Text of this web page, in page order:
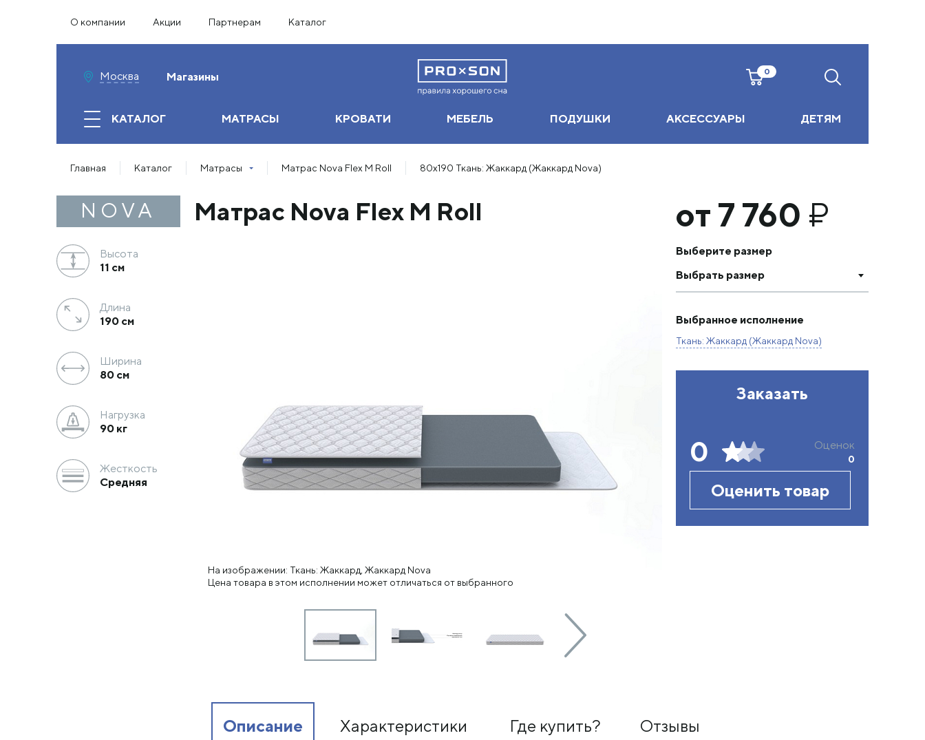
О компании Акции Партнерам Каталог
Москва Магазины 0
КАТАЛОГ МАТРАСЫ КРОВАТИ МЕБЕЛЬ ПОДУШКИ АКСЕССУАРЫ ДЕТЯМ
Главная Каталог Матрасы Матрас Nova Flex M Roll 80х190 Ткань: Жаккард (Жаккард Nova)
NOVA Матрас Nova Flex M Roll
Высота
11 см
Длина
190 см
Ширина
80 см
Нагрузка
90 кг
Жесткость
Средняя
На изображении: Ткань: Жаккард, Жаккард Nova
Цена товара в этом исполнении может отличаться от выбранного
от 7 760 ₽
Выберите размер
Выбрать размер
Выбранное исполнение
Ткань: Жаккард (Жаккард Nova)
Заказать
0 Оценок
0
Оценить товар
Описание Характеристики Где купить? Отзывы